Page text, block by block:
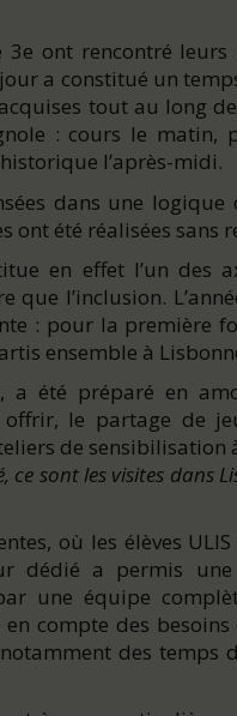
3e ont rencontré
a constitué un
tout au long de
: cours le matin,
l’après-midi.
dans une
ont été réalisées sans
en effet l’un des
l’inclusion.
: pour la première
ensemble à
a été préparé en
le partage de
de sensibilisation
ce sont les visites dans
où les élèves ULIS
dédié a permis
une équipe
compte des besoins
des temps